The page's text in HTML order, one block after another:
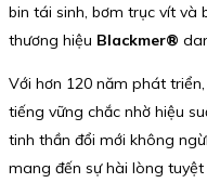
bin tái sinh, bơm trục vít và
thương hiệu Blackmer®
Với hơn 120 năm phát triển,
tiếng vững chắc nhờ hiệu
tinh thần đổi mới không
mang đến sự hài lòng